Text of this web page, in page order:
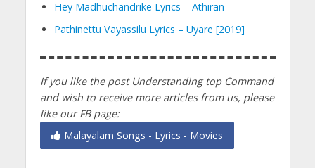
Hey Madhuchandrike Lyrics – Athiran
Pathinettu Vayassilu Lyrics – Uyare [2019]
If you like the post Understanding top Command
and wish to receive more articles from us, please
like our FB page:
Malayalam Songs - Lyrics - Movies